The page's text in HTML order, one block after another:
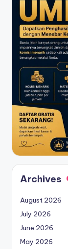
Archives
August 2026
July 2026
June 2026
May 2026